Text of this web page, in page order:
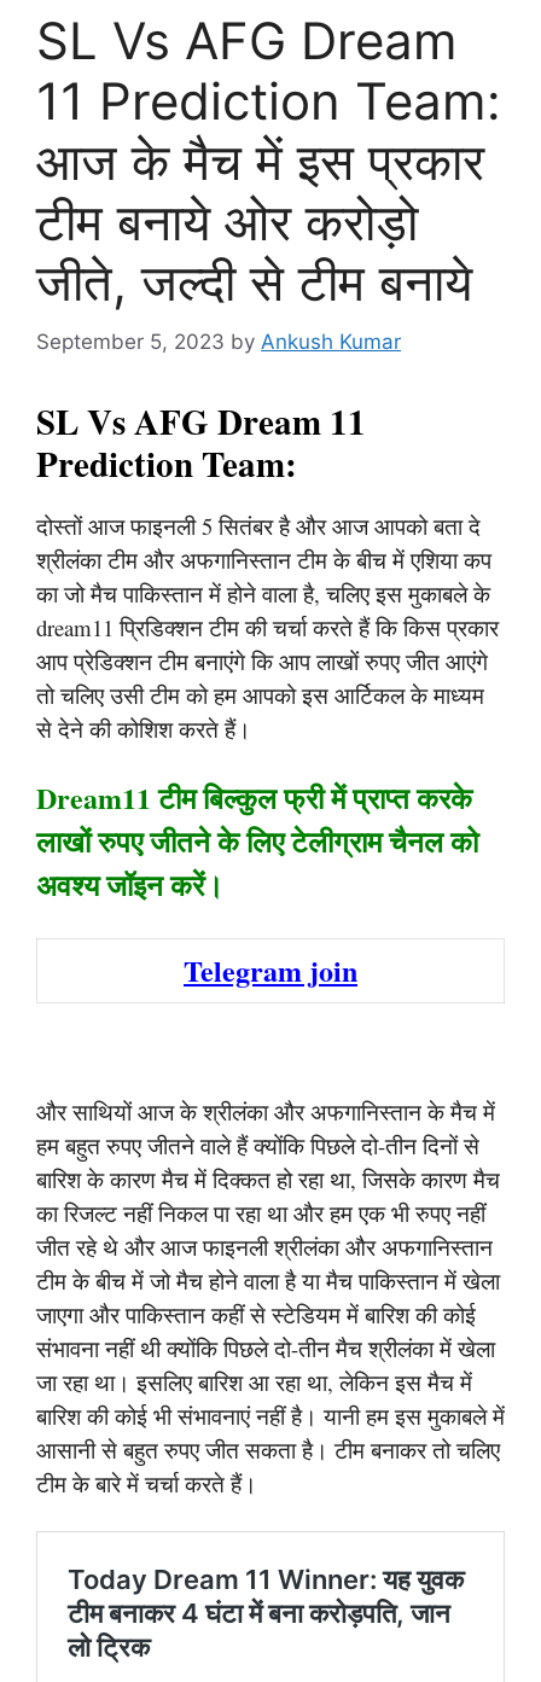
SL Vs AFG Dream
11 Prediction Team:
आज के मैच में इस प्रकार
टीम बनाये ओर करोड़ो
जीते, जल्दी से टीम बनाये
September 5, 2023 by Ankush Kumar
SL Vs AFG Dream 11
Prediction Team:
दोस्तों आज फाइनली 5 सितंबर है और आज आपको बता दे
श्रीलंका टीम और अफगानिस्तान टीम के बीच में एशिया कप
का जो मैच पाकिस्तान में होने वाला है, चलिए इस मुकाबले के
dream11 प्रिडिक्शन टीम की चर्चा करते हैं कि किस प्रकार
आप प्रेडिक्शन टीम बनाएंगे कि आप लाखों रुपए जीत आएंगे
तो चलिए उसी टीम को हम आपको इस आर्टिकल के माध्यम
से देने की कोशिश करते हैं।
Dream11 टीम बिल्कुल फ्री में प्राप्त करके
लाखों रुपए जीतने के लिए टेलीग्राम चैनल को
अवश्य जॉइन करें।
Telegram join
और साथियों आज के श्रीलंका और अफगानिस्तान के मैच में
हम बहुत रुपए जीतने वाले हैं क्योंकि पिछले दो-तीन दिनों से
बारिश के कारण मैच में दिक्कत हो रहा था, जिसके कारण मैच
का रिजल्ट नहीं निकल पा रहा था और हम एक भी रुपए नहीं
जीत रहे थे और आज फाइनली श्रीलंका और अफगानिस्तान
टीम के बीच में जो मैच होने वाला है या मैच पाकिस्तान में खेला
जाएगा और पाकिस्तान कहीं से स्टेडियम में बारिश की कोई
संभावना नहीं थी क्योंकि पिछले दो-तीन मैच श्रीलंका में खेला
जा रहा था। इसलिए बारिश आ रहा था, लेकिन इस मैच में
बारिश की कोई भी संभावनाएं नहीं है। यानी हम इस मुकाबले में
आसानी से बहुत रुपए जीत सकता है। टीम बनाकर तो चलिए
टीम के बारे में चर्चा करते हैं।